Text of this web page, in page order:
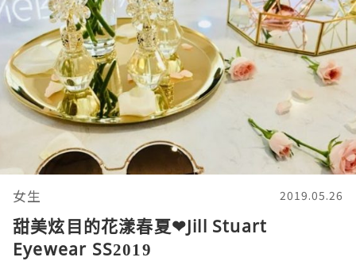
女生 2019.05.26
甜美炫目的花漾春夏❤Jill Stuart
Eyewear SS2019